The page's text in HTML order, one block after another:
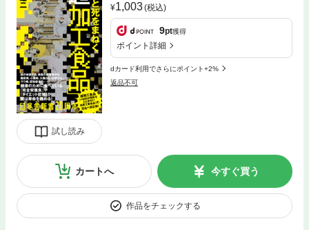
試し読み
1,003(税込)
9pt獲得
ポイント詳細
dカード利用でさらにポイント+2%
返品不可
カートへ 今すぐ買う
作品をチェックする